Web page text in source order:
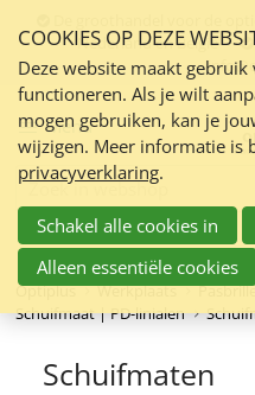
links
over
Spring
naar
de
inhoud
Spring
naar
navigatie
Nederland en Belgie
Menu
Zoeken:
Optiplus Werkplaats
Schuifmaat | PD-linialen
Schuifmaten
COOKIES OP DEZE
Deze website maakt
functioneren. Als je wilt
mogen gebruiken, kan je
wijzigen. Meer informatie is
privacyverklaring.
Schakel alle cookies in
Alleen essentiële cookies